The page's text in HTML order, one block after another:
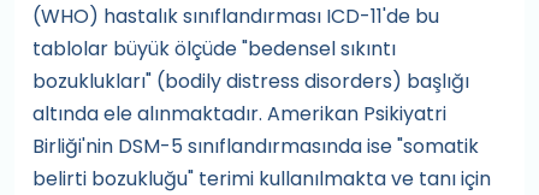
(WHO) hastalık sınıflandırması ICD-11'de bu
tablolar büyük ölçüde "bedensel sıkıntı
bozuklukları" (bodily distress disorders) başlığı
altında ele alınmaktadır. Amerikan Psikiyatri
Birliği'nin DSM-5 sınıflandırmasında ise "somatik
belirti bozukluğu" terimi kullanılmakta ve tanı için